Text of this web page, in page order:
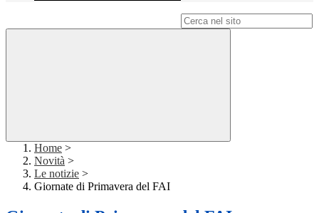
Home >
Novità >
Le notizie >
Giornate di Primavera del FAI